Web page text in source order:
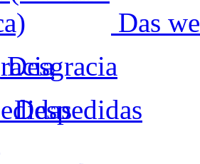
Das
Desgracia
Despedidas